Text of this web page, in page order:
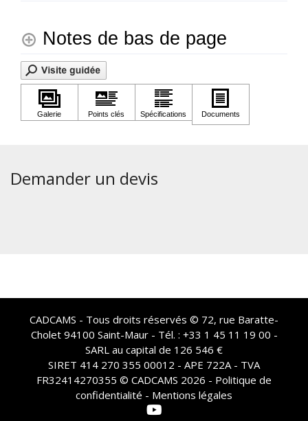
Notes de bas de page
Demander un devis
CADCAMS - Tous droits réservés © 72, rue Baratte-
Cholet 94100 Saint-Maur - Tél. : +33 1 45 11 19 00 -
SARL au capital de 126 546 €
SIRET 414 270 355 00012 - APE 722A - TVA
FR32414270355 © CADCAMS 2026 - Politique de
confidentialité - Mentions légales